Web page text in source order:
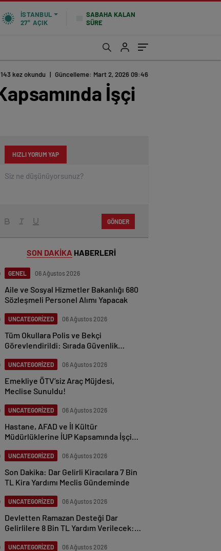
İSTANBUL
27° AÇIK
SABAHA KALAN
SÜRE
143 kez okundu | Güncelleme: Mart 2, 2026 09:46
İşçi
HIZLI YORUM YAP
GÖNDER
SON DAKİKA HABERLERİ
GENEL 06 Ağustos 2026
Aile ve Sosyal Hizmetler Bakanlığı 680
Sözleşmeli Personel Alımı Yapacak
UNCATEGORİZED 06 Ağustos 2026
Tüm Okullara Polis ve Bekçi
Görevlendirildi: Sırada Güvenlik
UNCATEGORİZED 06 Ağustos 2026
Emekliye ÖTV’siz Araç Müjdesi,
Meclise Sunuldu!
UNCATEGORİZED 06 Ağustos 2026
Hastane, AFAD ve İl Kültür
Müdürlüklerine İUP Kapsamında İşçi
UNCATEGORİZED 06 Ağustos 2026
Son Dakika: Dar Gelirli Kiracılara 7 Bin
TL Kira Yardımı Meclis Gündeminde
UNCATEGORİZED 06 Ağustos 2026
Devletten Ramazan Desteği Dar
Gelirlilere 8 Bin TL Yardım Verilecek:
UNCATEGORİZED 06 Ağustos 2026